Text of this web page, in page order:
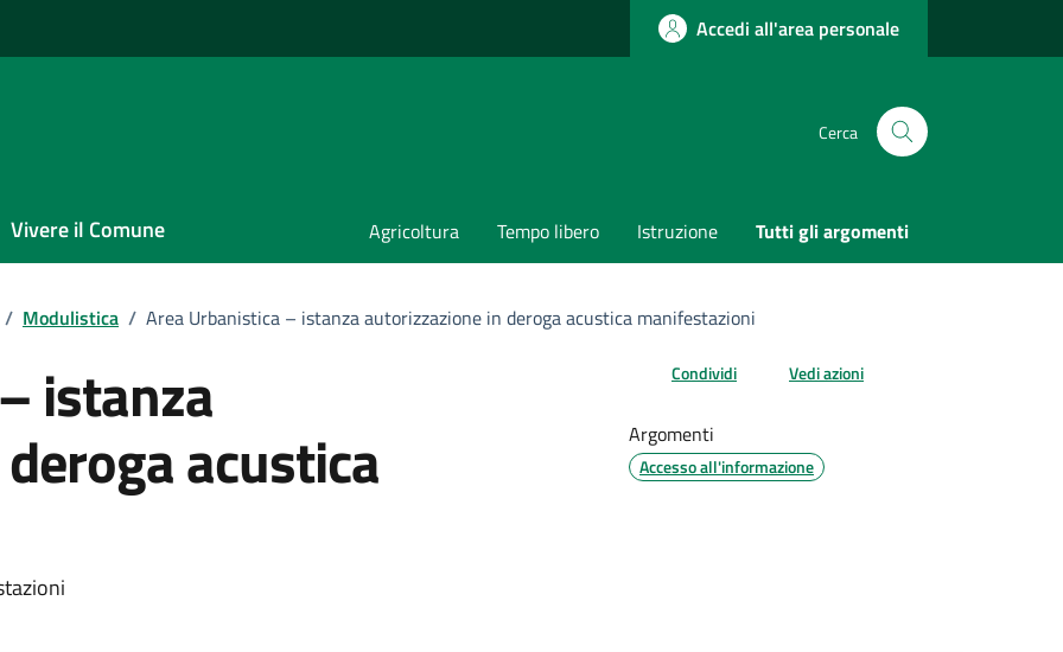
Accedi all'area personale
Cerca
Vivere il Comune Agricoltura Tempo libero Istruzione Tutti gli argomenti
/ Modulistica / Area Urbanistica – istanza autorizzazione in deroga acustica manifestazioni
istanza
acustica
Condividi Vedi azioni
Argomenti
Accesso all'informazione